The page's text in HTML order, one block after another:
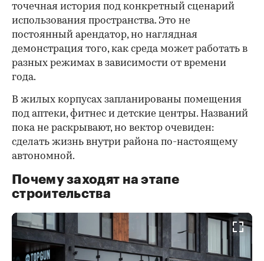
точечная история под конкретный сценарий
использования пространства. Это не
постоянный арендатор, но наглядная
демонстрация того, как среда может работать в
разных режимах в зависимости от времени
года.
В жилых корпусах запланированы помещения
под аптеки, фитнес и детские центры. Названий
пока не раскрывают, но вектор очевиден:
сделать жизнь внутри района по-настоящему
автономной.
Почему заходят на этапе
строительства